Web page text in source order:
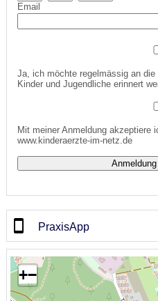
Email
Ja, ich möchte regelmässig an
Kinder und Jugendliche erinnert
Mit meiner Anmeldung akzeptiere
www.kinderaerzte-im-netz.de
PraxisApp
+−